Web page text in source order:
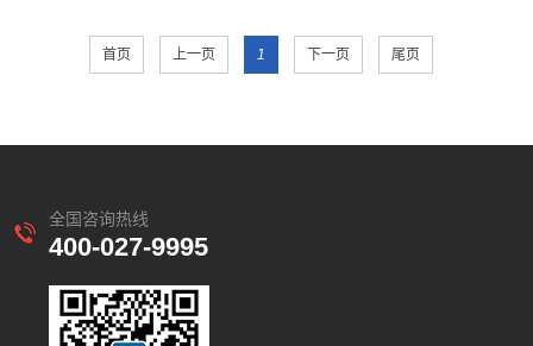
首页 上一页 1 下一页 尾页
全国咨询热线
400-027-9995